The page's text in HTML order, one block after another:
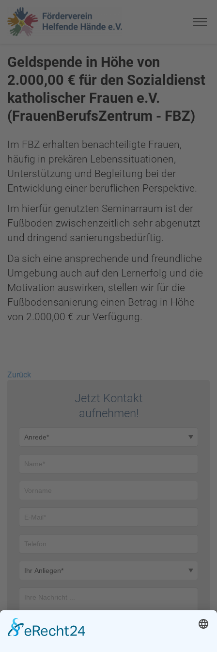
Geldspende in Höhe von
2.000,00 € für den Sozialdienst
katholischer Frauen e.V.
(FrauenBerufsZentrum - FBZ)
Im FBZ erhalten benachteiligte Frauen,
häufig in prekären Lebenssituationen,
Unterstützung und Begleitung bei der
Entwicklung einer beruflichen Perspektive.
Im hierfür genutzten Seminarraum ist der
Fußboden zwischenzeitlich sehr abgenutzt
und dringend sanierungsbedürftig.
Da sich eine ansprechende und freundliche
Umgebung auch auf den Lernerfolg und die
Motivation auswirken, stellen wir für die
Fußbodensanierung einen Betrag in Höhe
von 2.000,00 € zur Verfügung.
Zurück
Jetzt Kontakt
auf­nehmen!